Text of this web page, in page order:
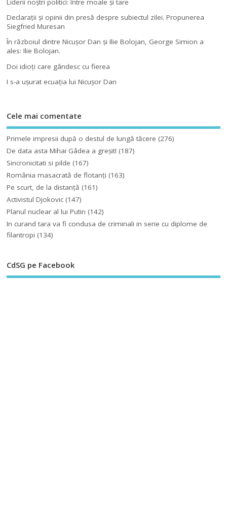
Liderii noştri politici: între moale şi tare
Declaraţii şi opinii din presă despre subiectul zilei. Propunerea
Siegfried Muresan
În războiul dintre Nicuşor Dan şi Ilie Bolojan, George Simion a
ales: Ilie Bolojan.
Doi idioţi care gândesc cu fierea
I s-a uşurat ecuaţia lui Nicuşor Dan
Cele mai comentate
Primele impresii după o destul de lungă tăcere (276)
De data asta Mihai Gâdea a greşit! (187)
Sincronicitati si pilde (167)
România masacrată de flotanţi (163)
Pe scurt, de la distanță (161)
Activistul Djokovic (147)
Planul nuclear al lui Putin (142)
In curand tara va fi condusa de criminali in serie cu diplome de
filantropi (134)
CdSG pe Facebook